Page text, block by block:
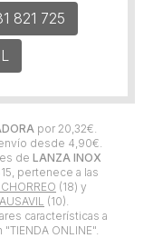
por 20,32€
desde 4,90€
de LANZA INOX
pertenece a las
(18) y
(10).
características a
"TIENDA ONLINE".
821 725